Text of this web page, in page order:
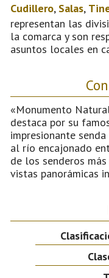
Cudillero, Salas,
representan las
la comarca y son
asuntos locales en
«Monumento
destaca por su
impresionante
al río encajonado
de los senderos
vistas panorámicas